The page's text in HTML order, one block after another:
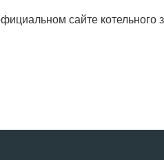
сайте